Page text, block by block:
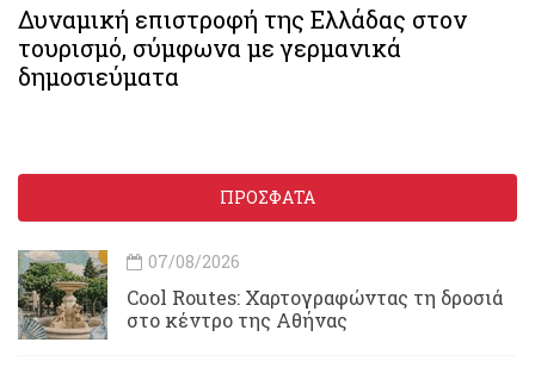
Δυναμική επιστροφή της Ελλάδας στον
τουρισμό, σύμφωνα με γερμανικά
δημοσιεύματα
ΠΡΟΣΦΑΤΑ
07/08/2026
Cool Routes: Χαρτογραφώντας τη δροσιά
στο κέντρο της Αθήνας